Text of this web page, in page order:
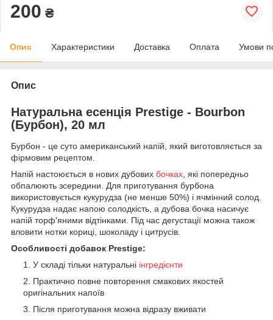
200 ₴
Опис Характеристики Доставка Оплата Умови
Опис
Натуральна есенція Prestige - Bourbon
(Бурбон), 20 мл
Бурбон - це суто американський напій, який виготовляється за
фірмовим рецептом.
Напій настоюється в нових дубових бочках, які попередньо
обпалюють зсередини. Для приготування бурбона
використовується кукурудза (не менше 50%) і ячмінний солод.
Кукурудза надає напою солодкість, а дубова бочка насичує
напій торф'яними відтінками. Під час дегустації можна також
вловити нотки кориці, шоколаду і цитрусів.
Особливості добавок Prestige:
У складі тільки натуральні інгредієнти
Практично повне повторення смакових якостей
оригінальних напоїв
Після приготування можна відразу вживати